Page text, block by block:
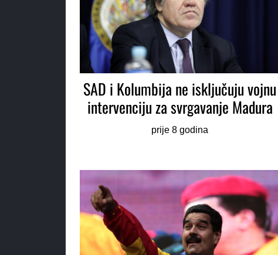
SAD i Kolumbija ne isključuju vojnu
intervenciju za svrgavanje Madura
prije 8 godina